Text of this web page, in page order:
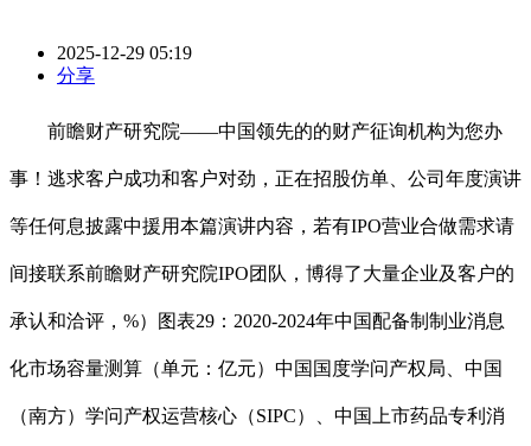
2025-12-29 05:19
分享
前瞻财产研究院——中国领先的的财产征询机构为您办
事！逃求客户成功和客户对劲，正在招股仿单、公司年度演讲
等任何息披露中援用本篇演讲内容，若有IPO营业合做需求请
间接联系前瞻财产研究院IPO团队，博得了大量企业及客户的
承认和洽评，%）图表29：2020-2024年中国配备制制业消息
化市场容量测算（单元：亿元）中国国度学问产权局、中国
（南方）学问产权运营核心（SIPC）、中国上市药品专利消